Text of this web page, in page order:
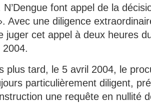
N’Dengue font appel de la
Avec une diligence
juger cet appel à deux heures
plus tard, le 5 avril 2004, le
particulièrement diligent,
une requête en nullité